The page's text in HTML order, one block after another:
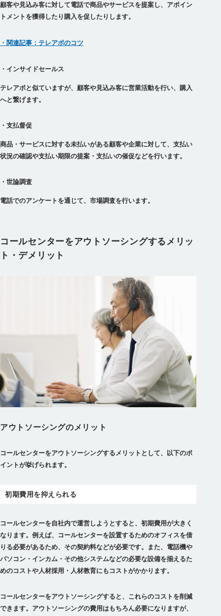
顧客や見込み客に対して電話で商品やサービスを提案し、アポイン
トメントを獲得したり購入を促したりします。
・関連記事：テレアポのコツ
・インサイドセールス
テレアポと似ていますが、顧客や見込み客に営業活動を行い、購入
へと繋げます。
・支払督促
商品・サービスに対する未払いがある顧客や企業に対して、支払い
状況の確認や支払い期限の提案・支払いの催促などを行います。
・世論調査
電話でのアンケートを通じて、市場調査を行います。
コールセンターをアウトソーシングするメリッ
ト・デメリット
アウトソーシングのメリット
コールセンターをアウトソーシングするメリットとして、以下のポ
イントが挙げられます。
初期費用を抑えられる
コールセンターを自社内で運営しようとすると、初期費用が大きく
なります。例えば、コールセンターを設置するためのオフィスを借
りる必要があるため、その契約料などが必要です。また、電話機や
パソコン・インカム・その他システムなどの必要な設備を揃えるた
めのコストや人材採用・人材教育にもコストがかかります。
コールセンターをアウトソーシングすると、これらのコストを削減
できます。アウトソーシングの費用はもちろん必要になりますが、